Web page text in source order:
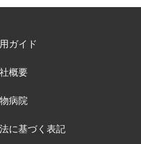
ガイド
概要
病院
に基づく表記